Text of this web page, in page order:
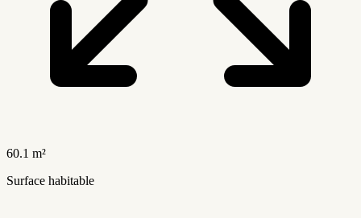
60.1 m²
Surface habitable